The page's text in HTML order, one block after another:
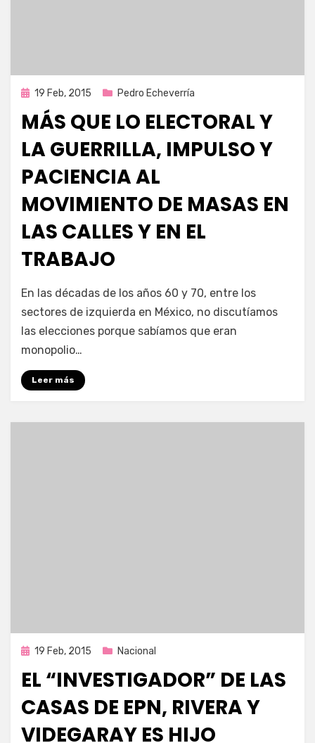
Publicada
19 Feb, 2015 Pedro Echeverría
MÁS QUE LO ELECTORAL Y
LA GUERRILLA, IMPULSO Y
PACIENCIA AL
MOVIMIENTO DE MASAS EN
LAS CALLES Y EN EL
TRABAJO
por Enrique
En las décadas de los años 60 y 70, entre los
sectores de izquierda en México, no discutíamos
las elecciones porque sabíamos que eran
monopolio…
Leer más
Publicada
19 Feb, 2015 Nacional
EL “INVESTIGADOR” DE LAS
CASAS DE EPN, RIVERA Y
VIDEGARAY ES HIJO